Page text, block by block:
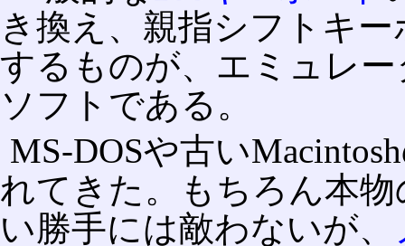
き換え、親指シフトキ
するものが、エミュレ
ソフトである。
MS-DOSや古い
れてきた。もちろん本
い勝手には敵わないが、